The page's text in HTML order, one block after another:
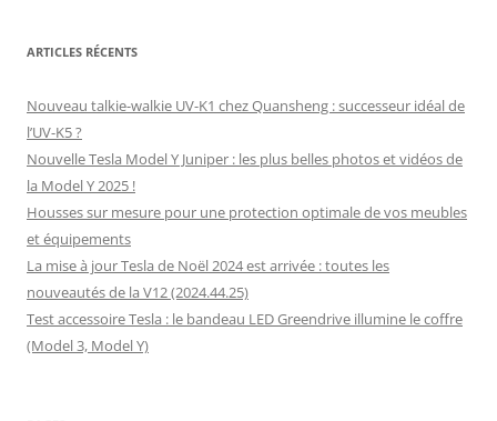
ARTICLES RÉCENTS
Nouveau talkie-walkie UV-K1 chez Quansheng : successeur idéal de
l’UV-K5 ?
Nouvelle Tesla Model Y Juniper : les plus belles photos et vidéos de
la Model Y 2025 !
Housses sur mesure pour une protection optimale de vos meubles
et équipements
La mise à jour Tesla de Noël 2024 est arrivée : toutes les
nouveautés de la V12 (2024.44.25)
Test accessoire Tesla : le bandeau LED Greendrive illumine le coffre
(Model 3, Model Y)